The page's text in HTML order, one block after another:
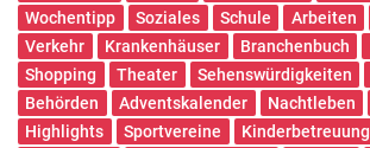
Wochentipp
Soziales Schule Arbeiten
Verkehr
Krankenhäuser Branchenbuch
Shopping
Theater Sehenswürdigkeiten
Behörden
Adventskalender Nachtleben
Highlights
Sportvereine Kinderbetreuung